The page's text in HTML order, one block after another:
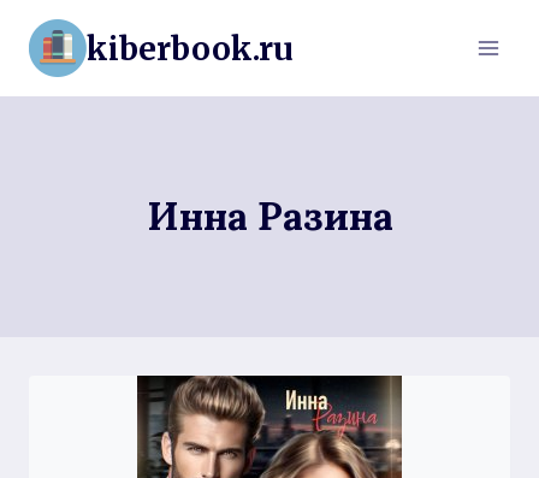
Перейти
содержимому
kiberbook.ru
Инна Разина